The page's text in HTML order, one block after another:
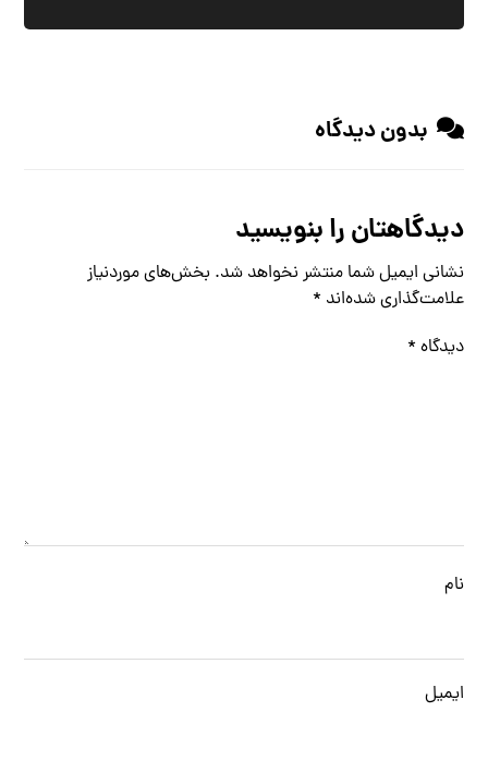
بدون دیدگاه
دیدگاهتان را بنویسید
نشانی ایمیل شما منتشر نخواهد شد. بخش‌های موردنیاز
علامت‌گذاری شده‌اند *
دیدگاه *
نام
ایمیل